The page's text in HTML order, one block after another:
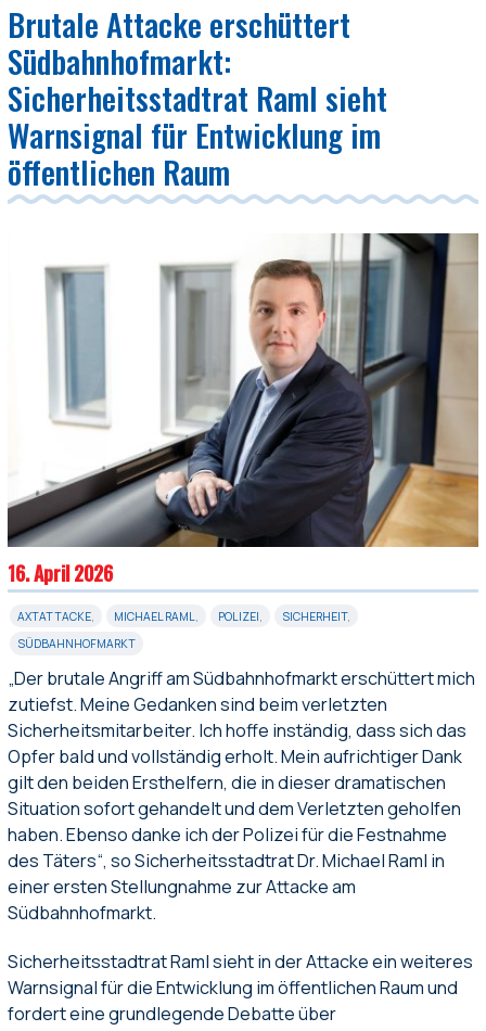
Brutale Attacke erschüttert
Südbahnhofmarkt:
Sicherheitsstadtrat Raml sieht
Warnsignal für Entwicklung im
öffentlichen Raum
16. April 2026
AXTATTACKE MICHAEL RAML POLIZEI SICHERHEIT,
SÜDBAHNHOFMARKT
„Der brutale Angriff am Südbahnhofmarkt erschüttert mich
zutiefst. Meine Gedanken sind beim verletzten
Sicherheitsmitarbeiter. Ich hoffe inständig, dass sich das
Opfer bald und vollständig erholt. Mein aufrichtiger Dank
gilt den beiden Ersthelfern, die in dieser dramatischen
Situation sofort gehandelt und dem Verletzten geholfen
haben. Ebenso danke ich der Polizei für die Festnahme
des Täters“, so Sicherheitsstadtrat Dr. Michael Raml in
einer ersten Stellungnahme zur Attacke am
Südbahnhofmarkt.
Sicherheitsstadtrat Raml sieht in der Attacke ein weiteres
Warnsignal für die Entwicklung im öffentlichen Raum und
fordert eine grundlegende Debatte über